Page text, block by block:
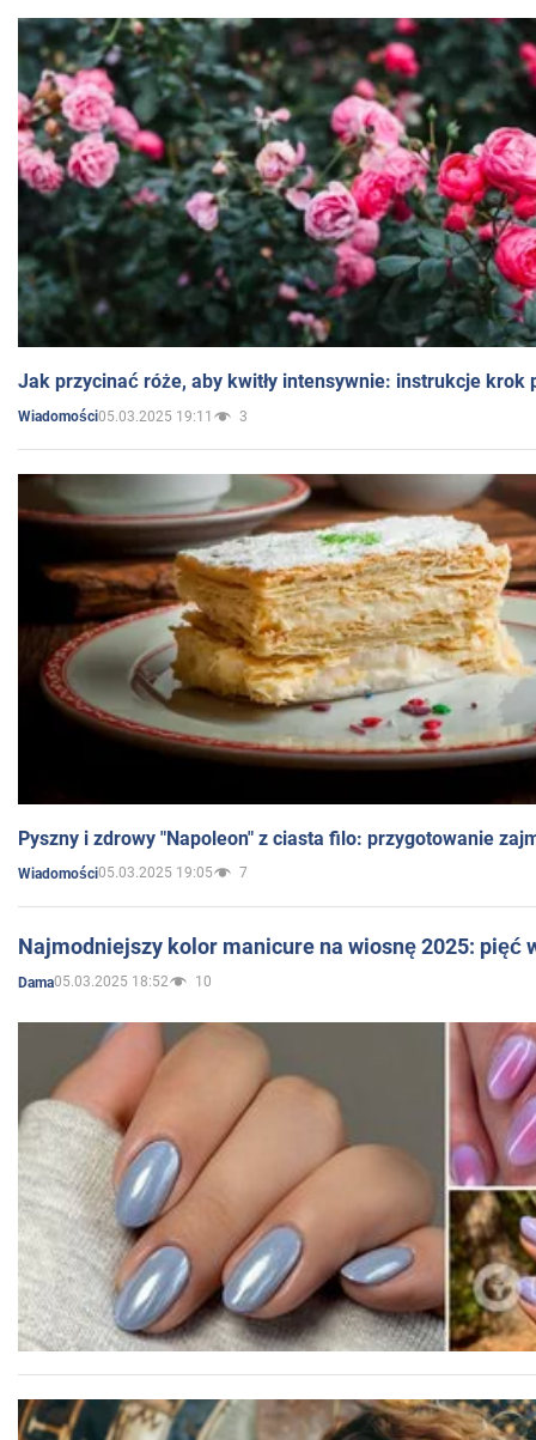
Jak przycinać róże, aby kwitły intensywnie: instrukcje krok
Wiadomości05.03.2025 19:11 3
Pyszny i zdrowy "Napoleon" z ciasta filo: przygotowanie
Wiadomości05.03.2025 19:05 7
Najmodniejszy kolor manicure na wiosnę 2025: pięć
Dama05.03.2025 18:52 10